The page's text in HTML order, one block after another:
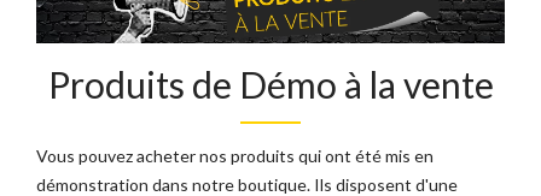
Produits de Démo à la vente
Vous pouvez acheter nos produits qui ont été mis en
démonstration dans notre boutique. Ils disposent d'une